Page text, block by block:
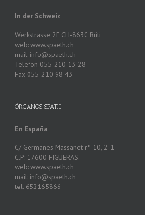
In der Schweiz
Werkstrasse 2F CH-8630 Rüti
web: www.spaeth.ch
mail: info@spaeth.ch
Telefon 055-210 13 28
Fax 055-210 98 43
ÓRGANOS SPATH
En España
C/ Germanes Massanet nº 10, 2-1
C.P: 17600 FIGUERAS.
web: www.spaeth.ch
mail: info@spaeth.ch
tel. 652165866